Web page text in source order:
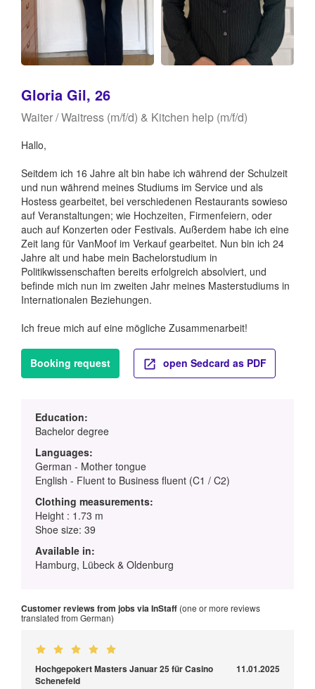
Gloria Gil, 26
Waiter / Waitress (m/f/d) & Kitchen help (m/f/d)
Hallo,
Seitdem ich 16 Jahre alt bin habe ich während der Schulzeit
und nun während meines Studiums im Service und als
Hostess gearbeitet, bei verschiedenen Restaurants sowieso
auf Veranstaltungen; wie Hochzeiten, Firmenfeiern, oder
auch auf Konzerten oder Festivals. Außerdem habe ich eine
Zeit lang für VanMoof im Verkauf gearbeitet. Nun bin ich 24
Jahre alt und habe mein Bachelorstudium in
Politikwissenschaften bereits erfolgreich absolviert, und
befinde mich nun im zweiten Jahr meines Masterstudiums in
Internationalen Beziehungen.
Ich freue mich auf eine mögliche Zusammenarbeit!
Booking request open Sedcard as PDF
Education:
Bachelor degree
Languages:
German - Mother tongue
English - Fluent to Business fluent (C1 / C2)
Clothing measurements:
Height : 1.73 m
Shoe size: 39
Available in:
Hamburg, Lübeck & Oldenburg
Customer reviews from jobs via InStaff (one or more reviews
translated from German)
Hochgepokert Masters Januar 25 für Casino
Schenefeld
11.01.2025